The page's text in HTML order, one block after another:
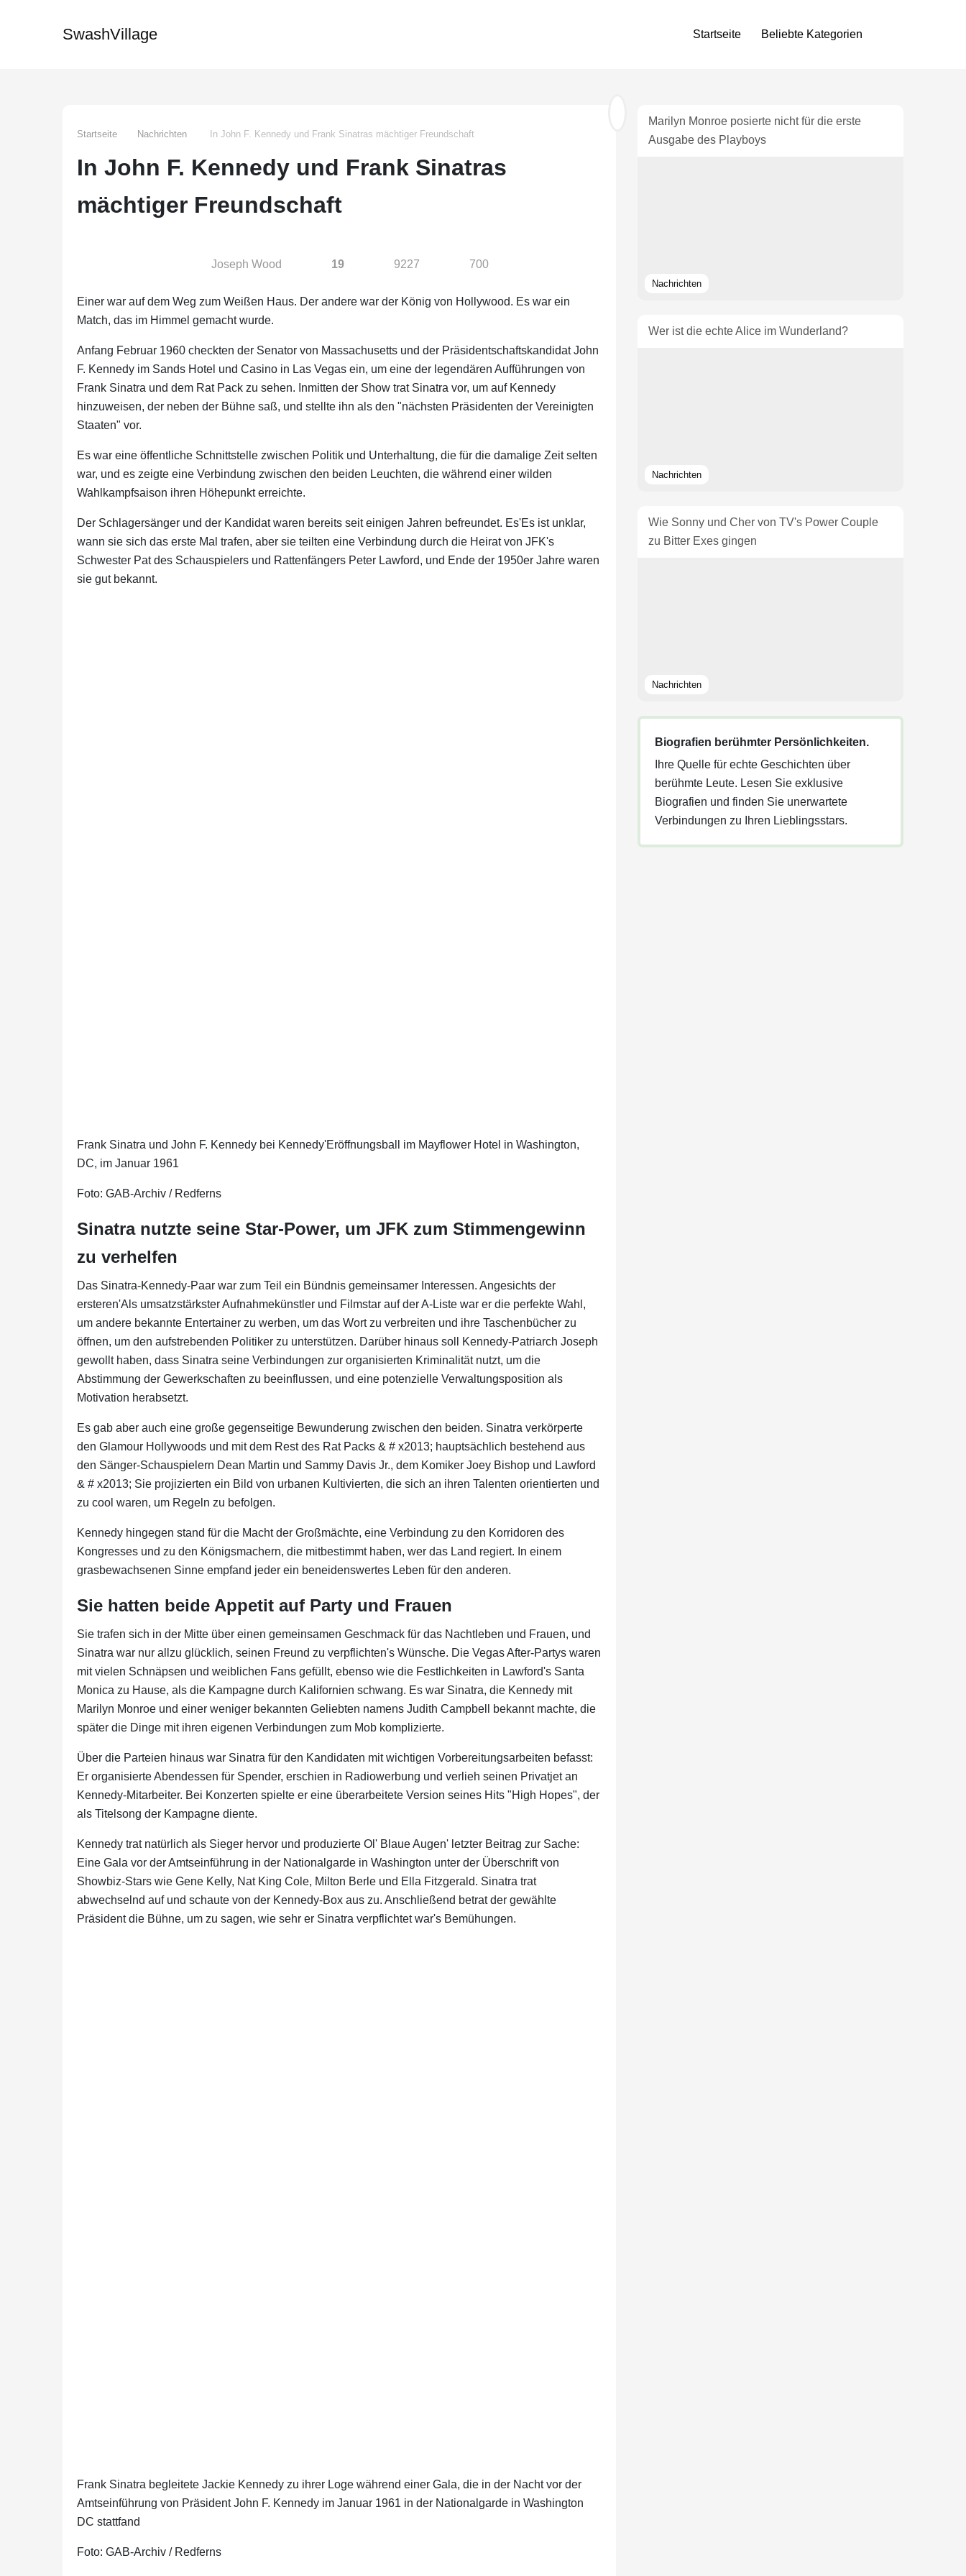
SwashVillage Startseite Beliebte Kategorien
Startseite Nachrichten In John F. Kennedy und Frank Sinatras mächtiger Freundschaft
In John F. Kennedy und Frank Sinatras
mächtiger Freundschaft
Joseph Wood 19 9227 700
Einer war auf dem Weg zum Weißen Haus. Der andere war der König von Hollywood. Es war ein
Match, das im Himmel gemacht wurde.
Anfang Februar 1960 checkten der Senator von Massachusetts und der Präsidentschaftskandidat John
F. Kennedy im Sands Hotel und Casino in Las Vegas ein, um eine der legendären Aufführungen von
Frank Sinatra und dem Rat Pack zu sehen. Inmitten der Show trat Sinatra vor, um auf Kennedy
hinzuweisen, der neben der Bühne saß, und stellte ihn als den "nächsten Präsidenten der Vereinigten
Staaten" vor.
Es war eine öffentliche Schnittstelle zwischen Politik und Unterhaltung, die für die damalige Zeit selten
war, und es zeigte eine Verbindung zwischen den beiden Leuchten, die während einer wilden
Wahlkampfsaison ihren Höhepunkt erreichte.
Der Schlagersänger und der Kandidat waren bereits seit einigen Jahren befreundet. Es'Es ist unklar,
wann sie sich das erste Mal trafen, aber sie teilten eine Verbindung durch die Heirat von JFK's
Schwester Pat des Schauspielers und Rattenfängers Peter Lawford, und Ende der 1950er Jahre waren
sie gut bekannt.
Frank Sinatra und John F. Kennedy bei Kennedy'Eröffnungsball im Mayflower Hotel in Washington,
DC, im Januar 1961
Foto: GAB-Archiv / Redferns
Sinatra nutzte seine Star-Power, um JFK zum Stimmengewinn
zu verhelfen
Das Sinatra-Kennedy-Paar war zum Teil ein Bündnis gemeinsamer Interessen. Angesichts der
ersteren'Als umsatzstärkster Aufnahmekünstler und Filmstar auf der A-Liste war er die perfekte Wahl,
um andere bekannte Entertainer zu werben, um das Wort zu verbreiten und ihre Taschenbücher zu
öffnen, um den aufstrebenden Politiker zu unterstützen. Darüber hinaus soll Kennedy-Patriarch Joseph
gewollt haben, dass Sinatra seine Verbindungen zur organisierten Kriminalität nutzt, um die
Abstimmung der Gewerkschaften zu beeinflussen, und eine potenzielle Verwaltungsposition als
Motivation herabsetzt.
Es gab aber auch eine große gegenseitige Bewunderung zwischen den beiden. Sinatra verkörperte
den Glamour Hollywoods und mit dem Rest des Rat Packs & # x2013; hauptsächlich bestehend aus
den Sänger-Schauspielern Dean Martin und Sammy Davis Jr., dem Komiker Joey Bishop und Lawford
& # x2013; Sie projizierten ein Bild von urbanen Kultivierten, die sich an ihren Talenten orientierten und
zu cool waren, um Regeln zu befolgen.
Kennedy hingegen stand für die Macht der Großmächte, eine Verbindung zu den Korridoren des
Kongresses und zu den Königsmachern, die mitbestimmt haben, wer das Land regiert. In einem
grasbewachsenen Sinne empfand jeder ein beneidenswertes Leben für den anderen.
Sie hatten beide Appetit auf Party und Frauen
Sie trafen sich in der Mitte über einen gemeinsamen Geschmack für das Nachtleben und Frauen, und
Sinatra war nur allzu glücklich, seinen Freund zu verpflichten's Wünsche. Die Vegas After-Partys waren
mit vielen Schnäpsen und weiblichen Fans gefüllt, ebenso wie die Festlichkeiten in Lawford's Santa
Monica zu Hause, als die Kampagne durch Kalifornien schwang. Es war Sinatra, die Kennedy mit
Marilyn Monroe und einer weniger bekannten Geliebten namens Judith Campbell bekannt machte, die
später die Dinge mit ihren eigenen Verbindungen zum Mob komplizierte.
Über die Parteien hinaus war Sinatra für den Kandidaten mit wichtigen Vorbereitungsarbeiten befasst:
Er organisierte Abendessen für Spender, erschien in Radiowerbung und verlieh seinen Privatjet an
Kennedy-Mitarbeiter. Bei Konzerten spielte er eine überarbeitete Version seines Hits "High Hopes", der
als Titelsong der Kampagne diente.
Kennedy trat natürlich als Sieger hervor und produzierte Ol' Blaue Augen' letzter Beitrag zur Sache:
Eine Gala vor der Amtseinführung in der Nationalgarde in Washington unter der Überschrift von
Showbiz-Stars wie Gene Kelly, Nat King Cole, Milton Berle und Ella Fitzgerald. Sinatra trat
abwechselnd auf und schaute von der Kennedy-Box aus zu. Anschließend betrat der gewählte
Präsident die Bühne, um zu sagen, wie sehr er Sinatra verpflichtet war's Bemühungen.
Frank Sinatra begleitete Jackie Kennedy zu ihrer Loge während einer Gala, die in der Nacht vor der
Amtseinführung von Präsident John F. Kennedy im Januar 1961 in der Nationalgarde in Washington
DC stattfand
Foto: GAB-Archiv / Redferns
Marilyn Monroe posierte nicht für die erste
Ausgabe des Playboys
Nachrichten
Wer ist die echte Alice im Wunderland?
Nachrichten
Wie Sonny und Cher von TV's Power Couple
zu Bitter Exes gingen
Nachrichten
Biografien berühmter Persönlichkeiten.
Ihre Quelle für echte Geschichten über
berühmte Leute. Lesen Sie exklusive
Biografien und finden Sie unerwartete
Verbindungen zu Ihren Lieblingsstars.